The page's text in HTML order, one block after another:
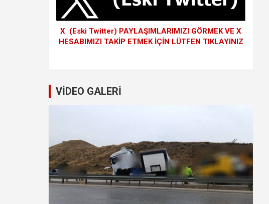
X (Eski Twitter) PAYLAŞIMLARIMIZI GÖRMEK VE X
HESABIMIZI TAKİP ETMEK İÇİN LÜTFEN TIKLAYINIZ
VİDEO GALERİ